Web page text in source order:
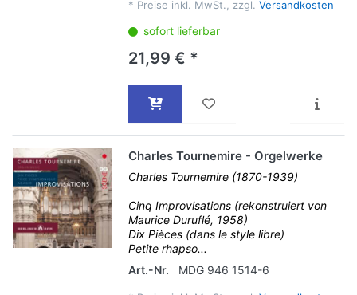
* Preise inkl. MwSt., zzgl. Versandkosten
sofort lieferbar
21,99 € *
Charles Tournemire - Orgelwerke
Charles Tournemire (1870-1939)
Cinq Improvisations (rekonstruiert von
Maurice Duruflé, 1958)
Dix Pièces (dans le style libre)
Petite rhapso...
Art.-Nr.
MDG 946 1514-6